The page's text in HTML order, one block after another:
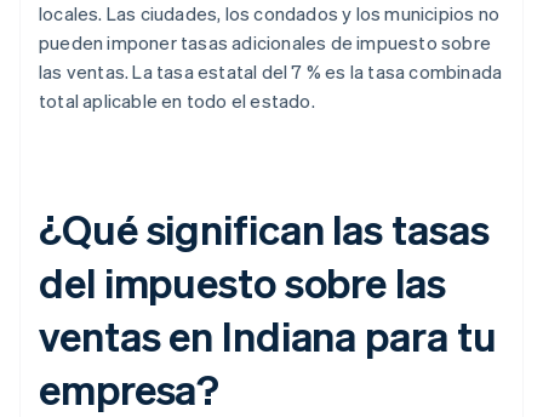
locales. Las ciudades, los condados y los municipios no
pueden imponer tasas adicionales de impuesto sobre
las ventas. La tasa estatal del 7 % es la tasa combinada
total aplicable en todo el estado.
¿Qué significan las tasas
del impuesto sobre las
ventas en Indiana para tu
empresa?